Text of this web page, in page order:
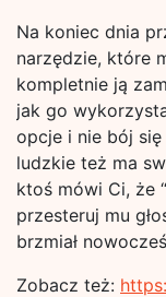
Na koniec dnia
narzędzie, które
kompletnie ją
jak go
opcje i nie bój
ludzkie też ma
ktoś mówi Ci, że
przesteruj mu
brzmiał
Zobacz też: